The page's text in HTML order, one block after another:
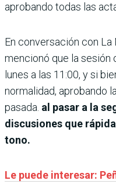
aprobando todas las
En conversación con
mencionó que la sesión
lunes a las 11:00, y si
normalidad, aprobando
pasada. al pasar a la
discusiones que
tono.
Le puede interesar: